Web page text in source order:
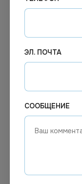
Арт.12910
Контейнер
100шт/уп
Узнать цену
ЭЛ. ПОЧТА
СООБЩЕНИЕ